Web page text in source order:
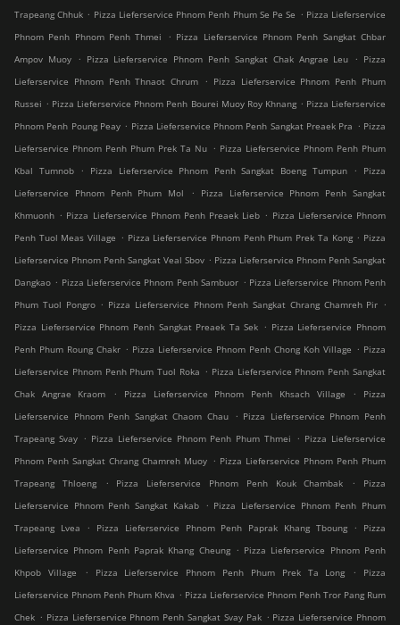
Trapeang Chhuk . Pizza Lieferservice Phnom Penh Phum Se Pe Se . Pizza Lieferservice
Phnom Penh Phnom Penh Thmei
. Pizza Lieferservice Phnom Penh Sangkat Chbar
Ampov Muoy
. Pizza Lieferservice Phnom Penh Sangkat Chak Angrae Leu . Pizza
Lieferservice Phnom Penh Thnaot Chrum
. Pizza Lieferservice Phnom Penh Phum
Russei . Pizza Lieferservice Phnom Penh Bourei Muoy Roy Khnang . Pizza Lieferservice
Phnom Penh Poung Peay . Pizza Lieferservice Phnom Penh Sangkat Preaek Pra . Pizza
Lieferservice Phnom Penh Phum Prek Ta Nu . Pizza Lieferservice Phnom Penh Phum
Kbal Tumnob
. Pizza Lieferservice Phnom Penh Sangkat Boeng Tumpun .
Pizza
Lieferservice Phnom Penh Phum Mol
.
Pizza Lieferservice Phnom Penh Sangkat
Khmuonh . Pizza Lieferservice Phnom Penh Preaek Lieb . Pizza Lieferservice Phnom
Penh Tuol Meas Village . Pizza Lieferservice Phnom Penh Phum Prek Ta Kong . Pizza
Lieferservice Phnom Penh Sangkat Veal Sbov . Pizza Lieferservice Phnom Penh Sangkat
Dangkao . Pizza Lieferservice Phnom Penh Sambuor . Pizza Lieferservice Phnom Penh
Phum Tuol Pongro . Pizza Lieferservice Phnom Penh Sangkat Chrang Chamreh Pir .
Pizza Lieferservice Phnom Penh Sangkat Preaek Ta Sek . Pizza Lieferservice Phnom
Penh Phum Roung Chakr . Pizza Lieferservice Phnom Penh Chong Koh Village . Pizza
Lieferservice Phnom Penh Phum Tuol Roka . Pizza Lieferservice Phnom Penh Sangkat
Chak Angrae Kraom
. Pizza Lieferservice Phnom Penh Khsach Village .
Pizza
Lieferservice Phnom Penh Sangkat Chaom Chau
. Pizza Lieferservice Phnom Penh
Trapeang Svay . Pizza Lieferservice Phnom Penh Phum Thmei . Pizza Lieferservice
Phnom Penh Sangkat Chrang Chamreh Muoy . Pizza Lieferservice Phnom Penh Phum
Trapeang Thloeng
. Pizza Lieferservice Phnom Penh Kouk Chambak .
Pizza
Lieferservice Phnom Penh Sangkat Kakab
. Pizza Lieferservice Phnom Penh Phum
Trapeang Lvea
. Pizza Lieferservice Phnom Penh Paprak Khang Tboung .
Pizza
Lieferservice Phnom Penh Paprak Khang Cheung
. Pizza Lieferservice Phnom Penh
Khpob Village
. Pizza Lieferservice Phnom Penh Phum Prek Ta Long .
Pizza
Lieferservice Phnom Penh Phum Khva . Pizza Lieferservice Phnom Penh Tror Pang Rum
Chek . Pizza Lieferservice Phnom Penh Sangkat Svay Pak . Pizza Lieferservice Phnom